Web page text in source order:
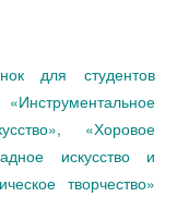
для студентов
«Хоровое
искусство и
творчество»